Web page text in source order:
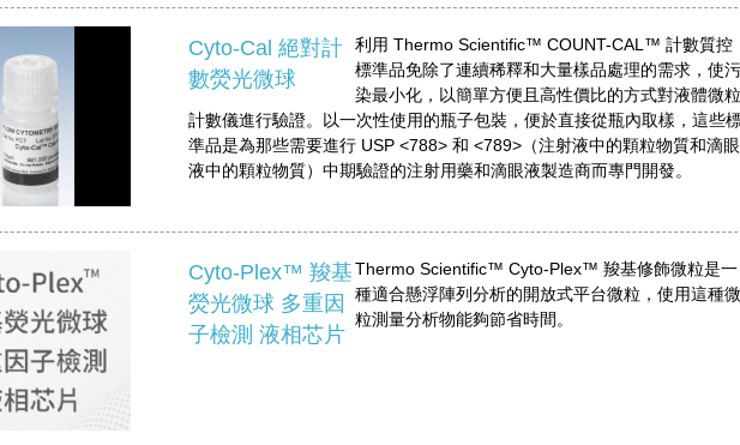
Cyto-Cal 絕對計
數熒光微球
利用 Thermo Scientific™ COUNT-CAL™ 計數質控
標準品免除了連續稀釋和大量樣品處理的需求，使污
染最小化，以簡單方便且高性價比的方式對液體微粒
計數儀進行驗證。以一次性使用的瓶子包裝，便於直接從瓶內取樣，這些
準品是為那些需要進行 USP <788> 和 <789>（注射液中的顆粒物質和滴眼
液中的顆粒物質）中期驗證的注射用藥和滴眼液製造商而專門開發。
Cyto-Plex™ 羧基
熒光微球 多重因
子檢測 液相芯片
Thermo Scientific™ Cyto-Plex™ 羧基修飾微粒是一
種適合懸浮陣列分析的開放式平台微粒，使用這種微
粒測量分析物能夠節省時間。